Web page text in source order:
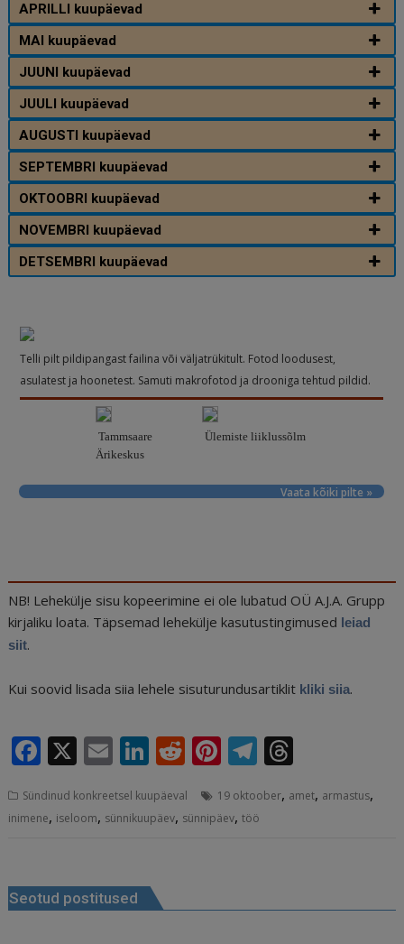
APRILLI kuupäevad
MAI kuupäevad
JUUNI kuupäevad
JUULI kuupäevad
AUGUSTI kuupäevad
SEPTEMBRI kuupäevad
OKTOOBRI kuupäevad
NOVEMBRI kuupäevad
DETSEMBRI kuupäevad
Telli pilt pildipangast failina või väljatrükitult. Fotod loodusest,
asulatest ja hoonetest. Samuti makrofotod ja drooniga tehtud pildid.
Tammsaare
Ärikeskus
Ülemiste liiklussõlm
Vaata kõiki pilte »
NB! Lehekülje sisu kopeerimine ei ole lubatud OÜ A.J.A. Grupp
kirjaliku loata. Täpsemad lehekülje kasutustingimused leiad
siit.
Kui soovid lisada siia lehele sisuturundusartiklit kliki siia.
F
c
e
o
o
X E
ai
Li
k
e
n
R
d
di
Pi
te
T
e r
s
Sündinud konkreetsel kuupäeval 19 oktoober, amet, armastus,
inimene, iseloom, sünnikuupäev, sünnipäev,töö
Seotud postitused